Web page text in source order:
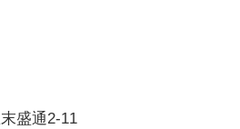
盛通2-11